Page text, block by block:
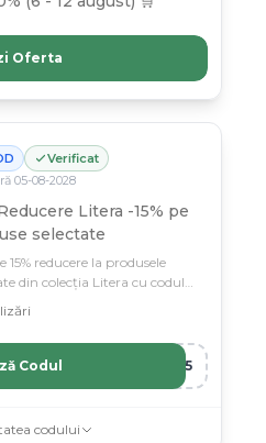
Oferta
Verificat
05-08-2028
Litera -15% pe
selectate
15% reducere la produsele
din colecția Litera cu codul
exclusiv.
R15
Codul
codului